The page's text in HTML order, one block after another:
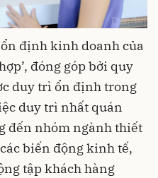
định kinh doanh của
đóng góp bởi quy
duy trì ổn định trong
duy trì nhất quán
đến nhóm ngành thiết
biến động kinh tế,
tập khách hàng